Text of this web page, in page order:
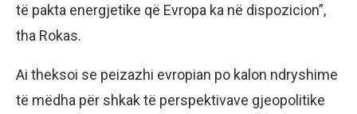
të pakta energjetike që Evropa ka në dispozicion”,
tha Rokas.
Ai theksoi se peizazhi evropian po kalon ndryshime
të mëdha për shkak të perspektivave gjeopolitike